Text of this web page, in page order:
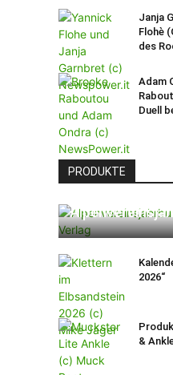
Janja
Flohè
des
Adam
Duell
PRODUKTE
2026“
&